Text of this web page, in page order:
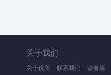
关于我们
关于优美 联系我们 读者墙